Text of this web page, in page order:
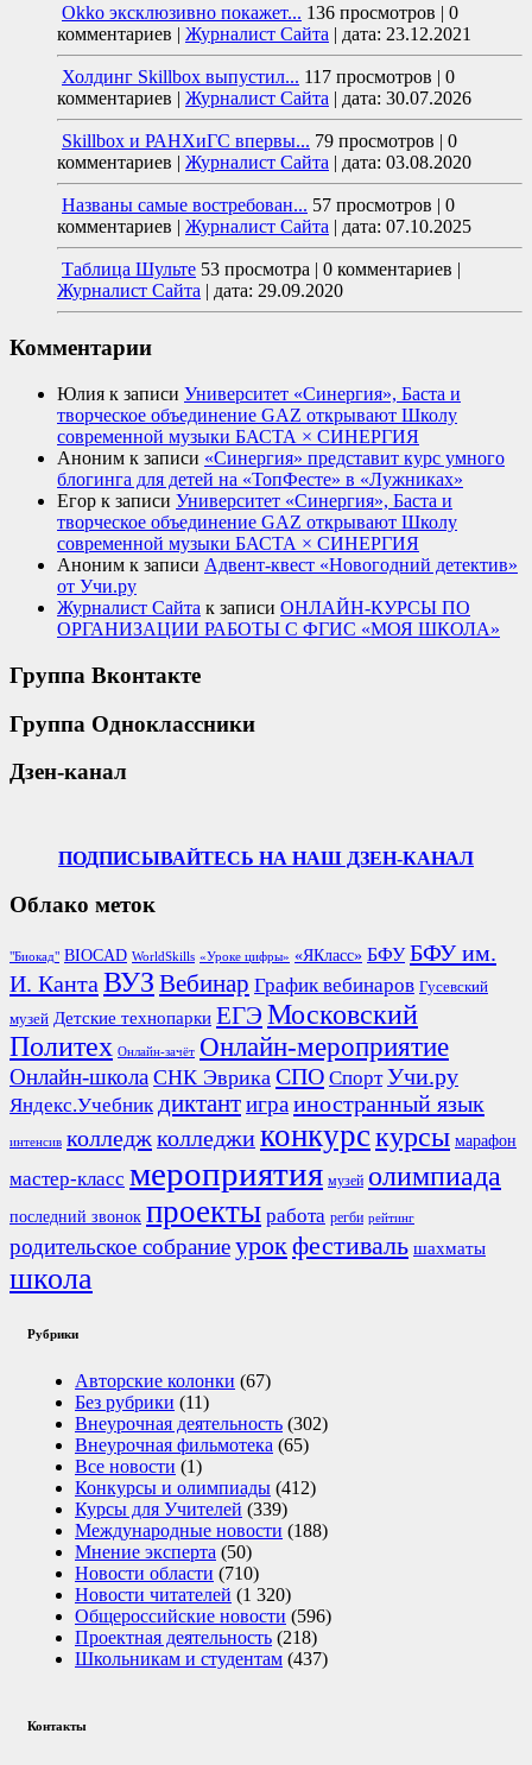
Okko эксклюзивно покажет... 136 просмотров | 0
комментариев | Журналист Сайта | дата: 23.12.2021
Холдинг Skillbox выпустил... 117 просмотров | 0
комментариев | Журналист Сайта | дата: 30.07.2026
Skillbox и РАНХиГС впервы... 79 просмотров | 0
комментариев | Журналист Сайта | дата: 03.08.2020
Названы самые востребован... 57 просмотров | 0
комментариев | Журналист Сайта | дата: 07.10.2025
Таблица Шульте 53 просмотра | 0 комментариев |
Журналист Сайта | дата: 29.09.2020
Комментарии
Юлия к записи Университет «Синергия», Баста и
творческое объединение GAZ открывают Школу
современной музыки БАСТА × СИНЕРГИЯ
Аноним к записи «Синергия» представит курс умного
блогинга для детей на «ТопФесте» в «Лужниках»
Егор к записи Университет «Синергия», Баста и
творческое объединение GAZ открывают Школу
современной музыки БАСТА × СИНЕРГИЯ
Аноним к записи Адвент-квест «Новогодний детектив»
от Учи.ру
Журналист Сайта к записи ОНЛАЙН-КУРСЫ ПО
ОРГАНИЗАЦИИ РАБОТЫ С ФГИС «МОЯ ШКОЛА»
Группа Вконтакте
Группа Одноклассники
Дзен-канал
ПОДПИСЫВАЙТЕСЬ НА НАШ ДЗЕН-КАНАЛ
Облако меток
"Биокад" BIOCAD WorldSkills «Уроке цифры» «ЯКласс» БФУ БФУ им.
И. КантаВУЗ Вебинар График вебинаров Гусевский
музей Детские технопарки ЕГЭ Московский
Политех Онлайн-зачёт Онлайн-мероприятие
Онлайн-школа СНК Эврика СПО Спорт Учи.ру
Яндекс.Учебник диктантиграиностранный язык
интенсив колледжколледжиконкурскурсы марафон
мастер-класс мероприятия музей олимпиада
последний звонок проекты работа регби рейтинг
родительское собраниеурокфестиваль шахматы
школа
Рубрики
Авторские колонки (67)
Без рубрики (11)
Внеурочная деятельность (302)
Внеурочная фильмотека (65)
Все новости (1)
Конкурсы и олимпиады (412)
Курсы для Учителей (339)
Международные новости (188)
Мнение эксперта (50)
Новости области (710)
Новости читателей (1 320)
Общероссийские новости (596)
Проектная деятельность (218)
Школьникам и студентам (437)
Контакты